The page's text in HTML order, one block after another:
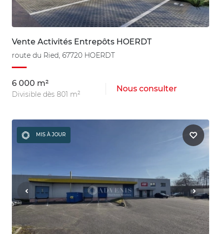
Vente Activités Entrepôts HOERDT
route du Ried, 67720 HOERDT
6 000 m²
Divisible dès 801 m²
Nous consulter
MIS À JOUR